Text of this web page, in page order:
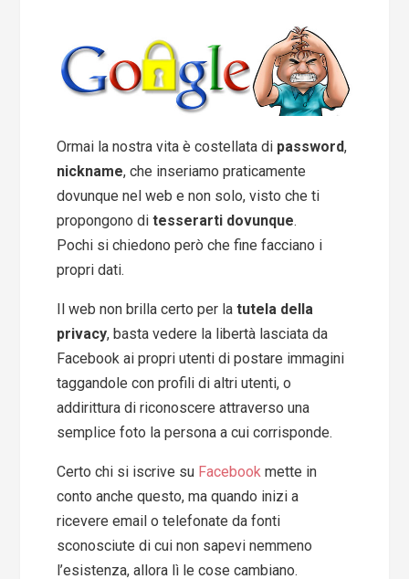
Ormai la nostra vita è costellata di password,
nickname, che inseriamo praticamente
dovunque nel web e non solo, visto che ti
propongono ditesserarti dovunque.
Pochi si chiedono però che fine facciano i
propri dati.
Il web non brilla certo per latutela della
privacy, basta vedere la libertà lasciata da
Facebook ai propri utenti di postare immagini
taggandole con profili di altri utenti, o
addirittura di riconoscere attraverso una
semplice foto la persona a cui corrisponde.
Certo chi si iscrive su Facebook mette in
conto anche questo, ma quando inizi a
ricevere email o telefonate da fonti
sconosciute di cui non sapevi nemmeno
l’esistenza, allora lì le cose cambiano.